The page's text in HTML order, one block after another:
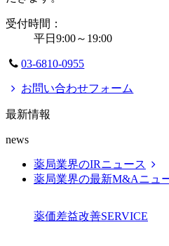
受付時間：
平日9:00～19:00
03-6810-0955
お問い合わせフォーム
最新情報
news
薬局業界のIRニュース
薬局業界の最新M&Aニュ
薬価差益改善SERVICE